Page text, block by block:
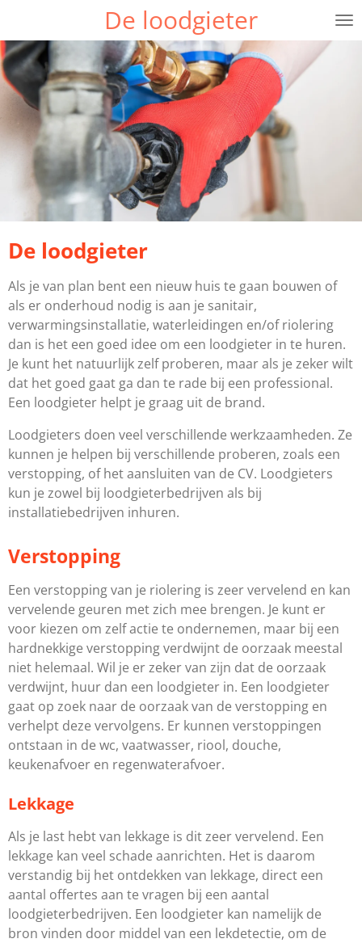
naar
de
hoofdinhoud
De loodgieter
De loodgieter
Als je van plan bent een nieuw huis te gaan bouwen of
als er onderhoud nodig is aan je sanitair,
verwarmingsinstallatie, waterleidingen en/of riolering
dan is het een goed idee om een loodgieter in te huren.
Je kunt het natuurlijk zelf proberen, maar als je zeker wilt
dat het goed gaat ga dan te rade bij een professional.
Een loodgieter helpt je graag uit de brand.
Loodgieters doen veel verschillende werkzaamheden. Ze
kunnen je helpen bij verschillende proberen, zoals een
verstopping, of het aansluiten van de CV. Loodgieters
kun je zowel bij loodgieterbedrijven als bij
installatiebedrijven inhuren.
Verstopping
Een verstopping van je riolering is zeer vervelend en kan
vervelende geuren met zich mee brengen. Je kunt er
voor kiezen om zelf actie te ondernemen, maar bij een
hardnekkige verstopping verdwijnt de oorzaak meestal
niet helemaal. Wil je er zeker van zijn dat de oorzaak
verdwijnt, huur dan een loodgieter in. Een loodgieter
gaat op zoek naar de oorzaak van de verstopping en
verhelpt deze vervolgens. Er kunnen verstoppingen
ontstaan in de wc, vaatwasser, riool, douche,
keukenafvoer en regenwaterafvoer.
Lekkage
Als je last hebt van lekkage is dit zeer vervelend. Een
lekkage kan veel schade aanrichten. Het is daarom
verstandig bij het ontdekken van lekkage, direct een
aantal offertes aan te vragen bij een aantal
loodgieterbedrijven. Een loodgieter kan namelijk de
bron vinden door middel van een lekdetectie, om de